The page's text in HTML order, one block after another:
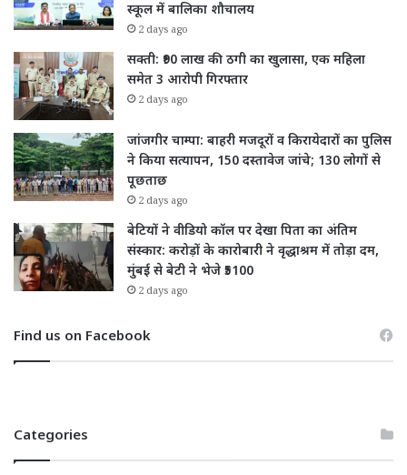
स्कूल में बालिका शौचालय
2 days ago
सक्ती: ₹90 लाख की ठगी का खुलासा, एक महिला
समेत 3 आरोपी गिरफ्तार
2 days ago
जांजगीर चाम्पा: बाहरी मजदूरों व किरायेदारों का पुलिस
ने किया सत्यापन, 150 दस्तावेज जांचे; 130 लोगों से
पूछताछ
2 days ago
बेटियों ने वीडियो कॉल पर देखा पिता का अंतिम
संस्कार: करोड़ों के कारोबारी ने वृद्धाश्रम में तोड़ा दम,
मुंबई से बेटी ने भेजे ₹5100
2 days ago
Find us on Facebook
Categories